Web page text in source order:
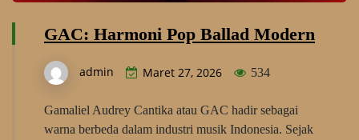
GAC: Harmoni Pop Ballad Modern
admin Maret 27, 2026 534
Gamaliel Audrey Cantika atau GAC hadir sebagai
warna berbeda dalam industri musik Indonesia. Sejak